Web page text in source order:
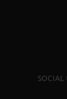
SOCIAL